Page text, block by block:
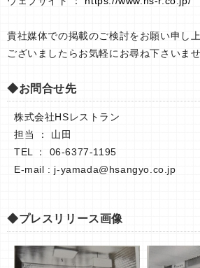
貴社媒体での掲載のご検討をお願い申し
ございましたらお気軽にお尋ね下さいませ
◆お問合せ先
株式会社HSレストラン
担当 ： 山田
TEL ： 06-6377-1195
E-mail : j-yamada@hsangyo.co.jp
◆プレスリリース画像